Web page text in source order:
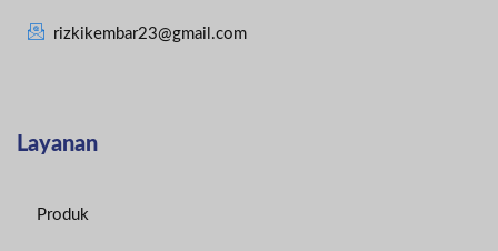
rizkikembar23@gmail.com
Layanan
Produk